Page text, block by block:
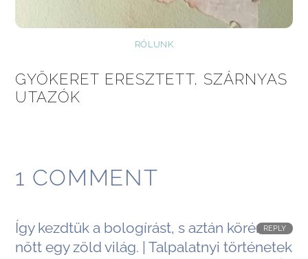
RÓLUNK
GYÖKERET ERESZTETT, SZÁRNYAS
UTAZÓK
1 COMMENT
Így kezdtük a bologírást, s aztán körénk
nőtt egy zöld világ. | Talpalatnyi történetek
REPLY